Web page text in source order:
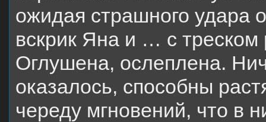
ожидая страшного удара
вскрик Яна и … с треском
Оглушена, ослеплена.
оказалось, способны
череду мгновений, что в